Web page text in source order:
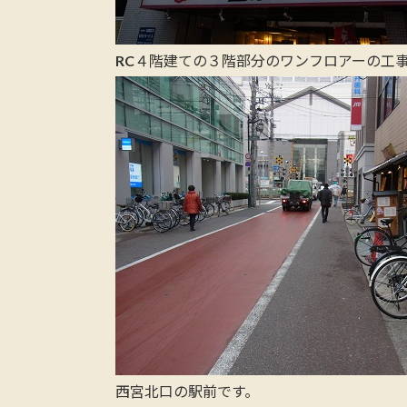
RC４階建ての３階部分のワンフロアーの工
西宮北口の駅前です。